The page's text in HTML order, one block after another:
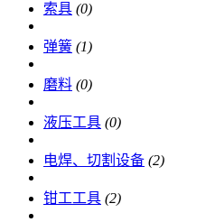
索具 (0)
弹簧 (1)
磨料 (0)
液压工具 (0)
电焊、切割设备 (2)
钳工工具 (2)